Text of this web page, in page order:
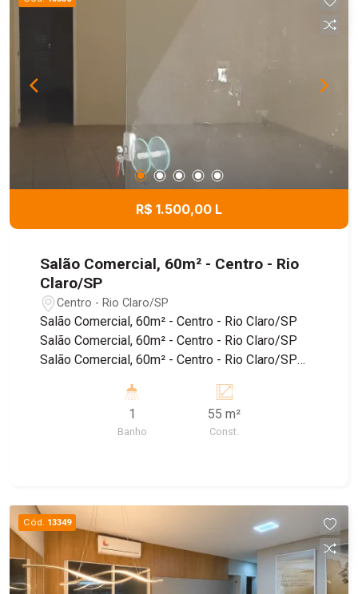
R$ 1.500,00 L
Salão Comercial, 60m² - Centro - Rio
Claro/SP
Centro - Rio Claro/SP
Salão Comercial, 60m² - Centro - Rio Claro/SP
Salão Comercial, 60m² - Centro - Rio Claro/SP
Salão Comercial, 60m² - Centro - Rio Claro/SP
Salão Comercial, 60m² - Centro - Rio Claro/SP
1
Banho
55 m²
Const.
Cód. 13349